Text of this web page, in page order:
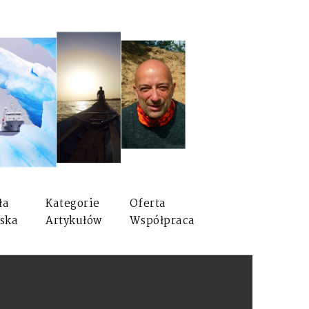
Kategorie
Artykułów
Oferta
Współpraca